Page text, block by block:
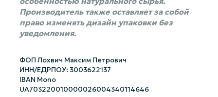
Производитель также оставляет за собой
право изменять дизайн упаковки без
уведомления.
ФОП Лохвич Максим Петрович
ИНН/ЕДРПОУ: 3003622137
IBAN Mono
UA703220010000026004340114646